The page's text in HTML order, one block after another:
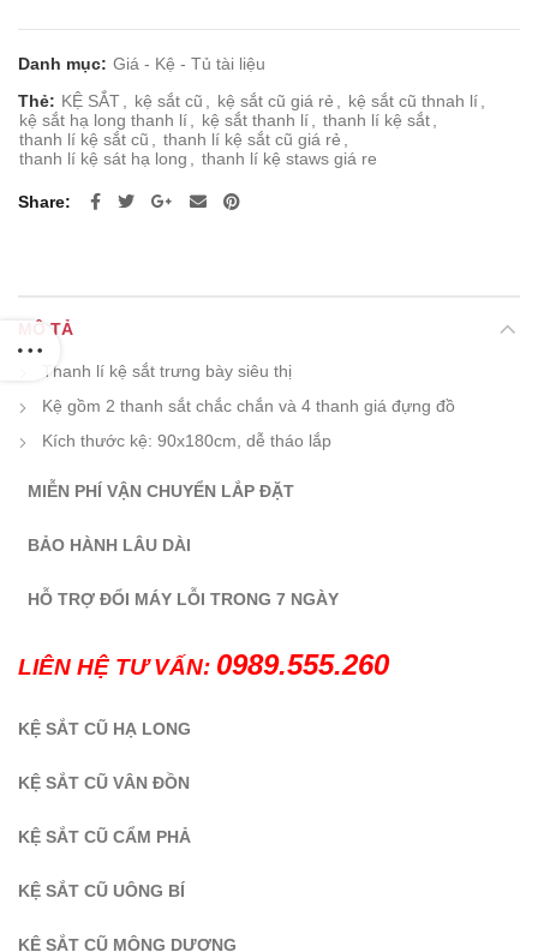
500.000 ₫.
Danh mục: Giá - Kệ - Tủ tài liệu
Thẻ: KỆ SẮT kệ sắt cũ kệ sắt cũ giá rẻ kệ sắt cũ thnah lí
kệ sắt hạ long thanh lí
kệ sắt thanh lí thanh lí kệ sắt
thanh lí kệ sắt cũ
thanh lí kệ sắt cũ giá rẻ
thanh lí kệ sát hạ long
thanh lí kệ staws giá re
Share
MÔ TẢ
Thanh lí kệ sắt trưng bày siêu thị
Kệ gồm 2 thanh sắt chắc chắn và 4 thanh giá đựng đồ
Kích thước kệ: 90x180cm, dễ tháo lắp
MIỄN PHÍ VẬN CHUYỂN LẮP ĐẶT
BẢO HÀNH LÂU DÀI
HỖ TRỢ ĐỔI MÁY LỖI TRONG 7 NGÀY
LIÊN HỆ TƯ VẤN: 0989.555.260
KỆ SẮT CŨ HẠ LONG
KỆ SẮT CŨ VÂN ĐỒN
KỆ SẮT CŨ CẨM PHẢ
KỆ SẮT CŨ UÔNG BÍ
KỆ SẮT CŨ MÔNG DƯƠNG